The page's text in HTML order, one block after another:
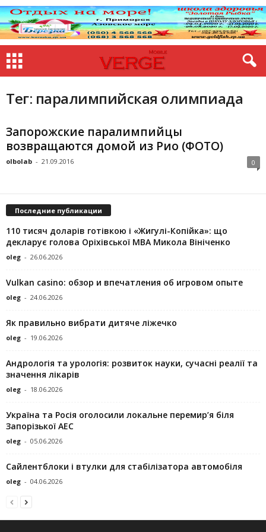
Тег: паралимпийская олимпиада
Запорожские паралимпийцы
возвращаются домой из Рио (ФОТО)
olbolab - 21.09.2016 0
Последние публикации
110 тисяч доларів готівкою і «Жигулі-Копійка»: що
декларує голова Оріхівської МВА Микола Вініченко
oleg - 26.06.2026
Vulkan casino: обзор и впечатления об игровом опыте
oleg - 24.06.2026
Як правильно вибрати дитяче ліжечко
oleg - 19.06.2026
Андрологія та урологія: розвиток науки, сучасні реалії та
значення лікарів
oleg - 18.06.2026
Україна та Росія оголосили локальне перемир’я біля
Запорізької АЕС
oleg - 05.06.2026
Сайлентблоки і втулки для стабілізатора автомобіля
oleg - 04.06.2026